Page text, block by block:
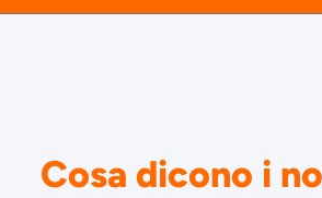
Cosa dicono i